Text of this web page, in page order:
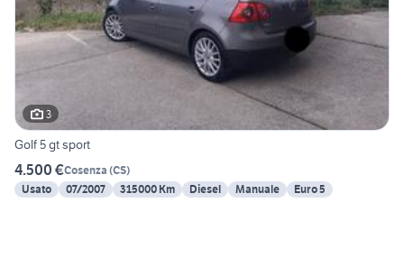
3
Golf 5 gt sport
4.500 €Cosenza (CS)
Usato
07/2007 315000 Km Diesel Manuale Euro 5